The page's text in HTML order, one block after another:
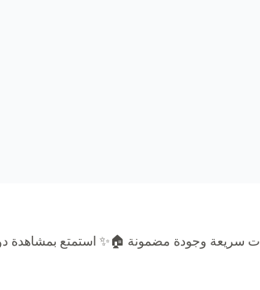
سريعة وجودة مضمونة 🏠✨ استمتع بمشاهدة